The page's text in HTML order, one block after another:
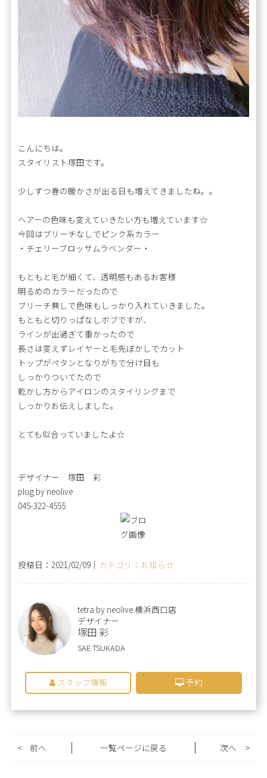
こんにちは。
スタイリスト塚田です。
少しずつ春の暖かさが出る日も増えてきましたね。。
ヘアーの色味も変えていきたい方も増えています☆
今回はブリーチなしでピンク系カラー
・チェリーブロッサムラベンダー・
もともと毛が細くて、透明感もあるお客様
明るめのカラーだったので
ブリーチ無しで色味もしっかり入れていきました。
もともと切りっぱなしボブですが、
ラインが出過ぎて重かったので
長さは変えずレイヤーと毛先ぼかしでカット
トップがペタンとなりがちで分け目も
しっかりついてたので
乾かし方からアイロンのスタイリングまで
しっかりお伝えしました。
とても似合っていましたよ☆
デザイナー 塚田 彩
plug by neolive
045-322-4555
投稿日：2021/02/09｜ カテゴリ：お知らせ
tetra by neolive 横浜西口店
デザイナー
塚田 彩
SAE TSUKADA
スタッフ情報 予約
< 前へ 一覧ページに戻る >
次へ